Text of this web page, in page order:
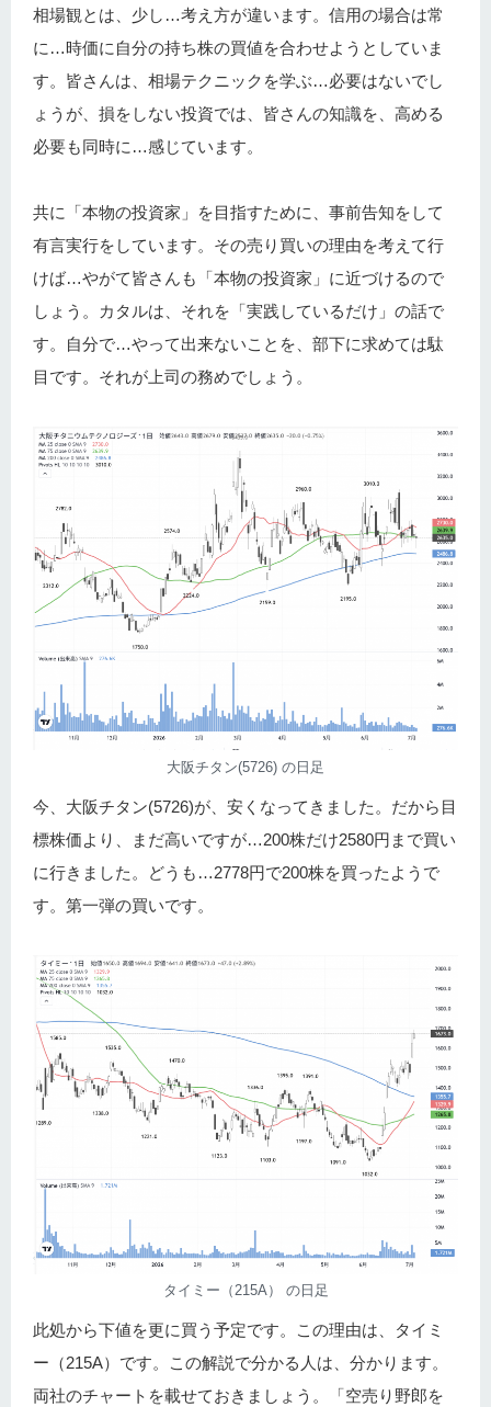
相場観とは、少し…考え方が違います。信用の場合は常
に…時価に自分の持ち株の買値を合わせようとしていま
す。皆さんは、相場テクニックを学ぶ…必要はないでし
ょうが、損をしない投資では、皆さんの知識を、高める
必要も同時に…感じています。
共に「本物の投資家」を目指すために、事前告知をして
有言実行をしています。その売り買いの理由を考えて行
けば…やがて皆さんも「本物の投資家」に近づけるので
しょう。カタルは、それを「実践しているだけ」の話で
す。自分で…やって出来ないことを、部下に求めては駄
目です。それが上司の務めでしょう。
大阪チタン(5726) の日足
今、大阪チタン(5726)が、安くなってきました。だから目
標株価より、まだ高いですが…200株だけ2580円まで買い
に行きました。どうも…2778円で200株を買ったようで
す。第一弾の買いです。
タイミー（215A） の日足
此処から下値を更に買う予定です。この理由は、タイミ
ー（215A）です。この解説で分かる人は、分かります。
両社のチャートを載せておきましょう。「空売り野郎を